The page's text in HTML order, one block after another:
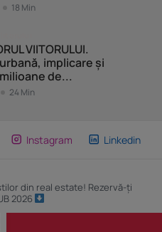
18 Min
VIITORULUI.
implicare și
de...
24 Min
Instagram Linkedin
din real estate! Rezervă-ți
2026